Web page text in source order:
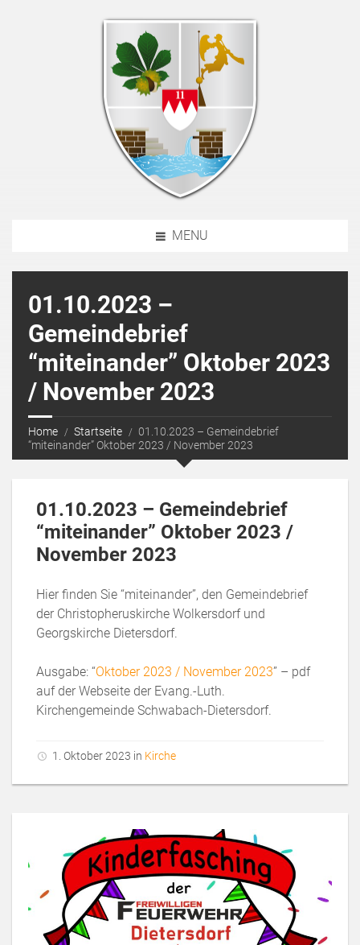
MENU
01.10.2023 –
Gemeindebrief
“miteinander” Oktober 2023
/ November 2023
Home Startseite
01.10.2023 – Gemeindebrief
“miteinander” Oktober 2023 / November 2023
01.10.2023 – Gemeindebrief
“miteinander” Oktober 2023 /
November 2023
Hier finden Sie “miteinander”, den Gemeindebrief
der Christopheruskirche Wolkersdorf und
Georgskirche Dietersdorf.
Ausgabe: “Oktober 2023 / November 2023” – pdf
auf der Webseite der Evang.-Luth.
Kirchengemeinde Schwabach-Dietersdorf.
1. Oktober 2023 in Kirche